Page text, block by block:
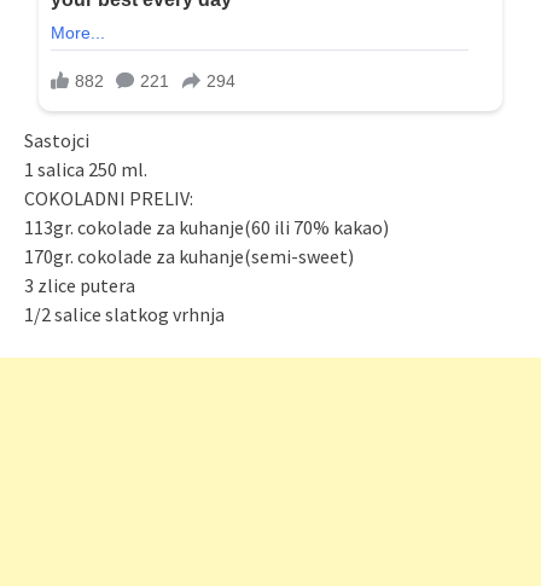
Sastojci
1 salica 250 ml.
COKOLADNI PRELIV:
113gr. cokolade za kuhanje(60 ili 70% kakao)
170gr. cokolade za kuhanje(semi-sweet)
3 zlice putera
1/2 salice slatkog vrhnja